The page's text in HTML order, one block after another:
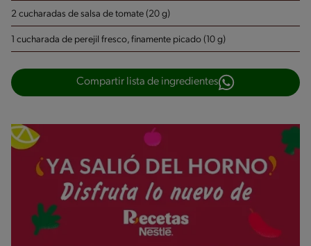
2 cucharadas de salsa de tomate (20 g)
1 cucharada de perejil fresco, finamente picado (10 g)
Compartir lista de ingredientes